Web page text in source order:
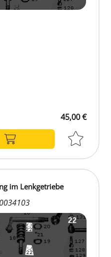
45,00 €
im Lenkgetriebe